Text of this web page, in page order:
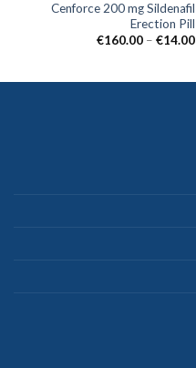
Cenforce 200 mg Sildenafil
Erection Pill
€14.00
–
€160.00